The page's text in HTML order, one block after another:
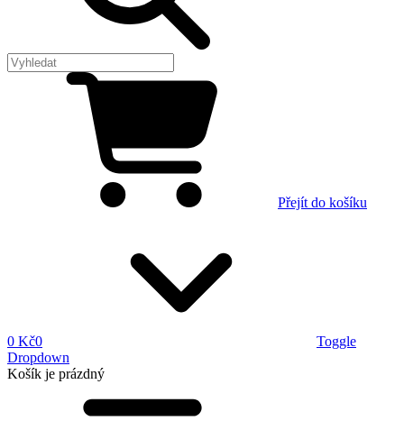
Přejít do košíku
0 Kč0
Toggle
Dropdown
Košík je prázdný